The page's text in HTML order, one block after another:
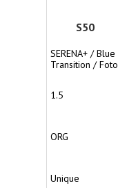
S50
SERENA+ /
Transition /
1.5
ORG
Unique